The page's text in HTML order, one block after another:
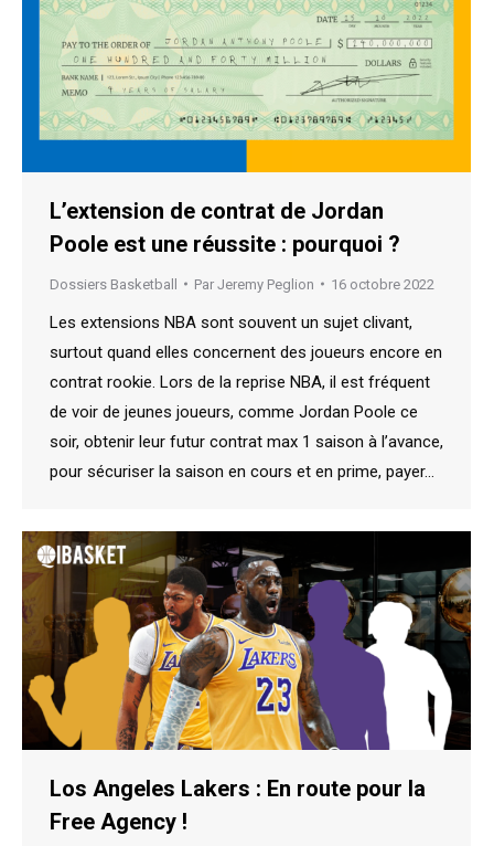
L’extension de contrat de Jordan
Poole est une réussite : pourquoi ?
Dossiers Basketball Par Jeremy Peglion 16 octobre 2022
Les extensions NBA sont souvent un sujet clivant,
surtout quand elles concernent des joueurs encore en
contrat rookie. Lors de la reprise NBA, il est fréquent
de voir de jeunes joueurs, comme Jordan Poole ce
soir, obtenir leur futur contrat max 1 saison à l’avance,
pour sécuriser la saison en cours et en prime, payer…
Los Angeles Lakers : En route pour la
Free Agency !